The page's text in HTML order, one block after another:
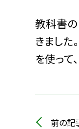
教科書の
きまし
を使って
前の記